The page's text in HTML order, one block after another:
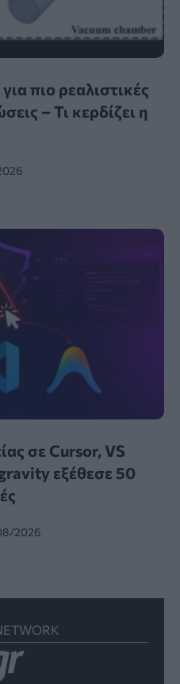
πιο ρεαλιστικές
– Τι κερδίζει η
σε Cursor, VS
εξέθεσε 50
2026